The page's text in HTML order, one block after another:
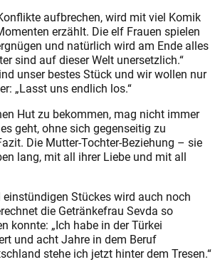
aufbrechen, wird mit viel Komik
erzählt. Die elf Frauen spielen
und natürlich wird am Ende alles
sind auf dieser Welt unersetzlich.“
unser bestes Stück und wir wollen nur
„Lasst uns endlich los.“
Hut zu bekommen, mag nicht immer
geht, ohne sich gegenseitig zu
Die Mutter-Tochter-Beziehung – sie
lang, mit all ihrer Liebe und mit all
einstündigen Stückes wird auch noch
die Getränkefrau Sevda so
konnte: „Ich habe in der Türkei
und acht Jahre in dem Beruf
stehe ich jetzt hinter dem Tresen.“